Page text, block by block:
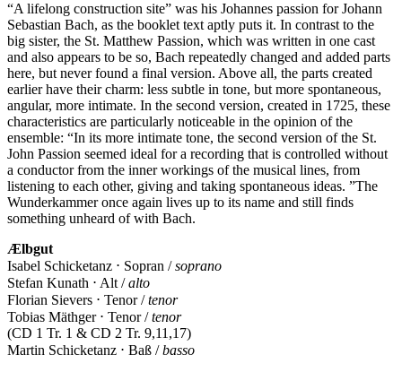
“A lifelong construction site” was his Johannes passion for Johann
Sebastian Bach, as the booklet text aptly puts it. In contrast to the
big sister, the St. Matthew Passion, which was written in one cast
and also appears to be so, Bach repeatedly changed and added parts
here, but never found a final version. Above all, the parts created
earlier have their charm: less subtle in tone, but more spontaneous,
angular, more intimate. In the second version, created in 1725, these
characteristics are particularly noticeable in the opinion of the
ensemble: “In its more intimate tone, the second version of the St.
John Passion seemed ideal for a recording that is controlled without
a conductor from the inner workings of the musical lines, from
listening to each other, giving and taking spontaneous ideas. ”The
Wunderkammer once again lives up to its name and still finds
something unheard of with Bach.
Ælbgut
Isabel Schicketanz ⋅ Sopran /soprano
Stefan Kunath ⋅ Alt /alto
Florian Sievers ⋅ Tenor /tenor
Tobias Mäthger ⋅ Tenor /tenor
(CD 1 Tr. 1 & CD 2 Tr. 9,11,17)
Martin Schicketanz ⋅ Baß /basso